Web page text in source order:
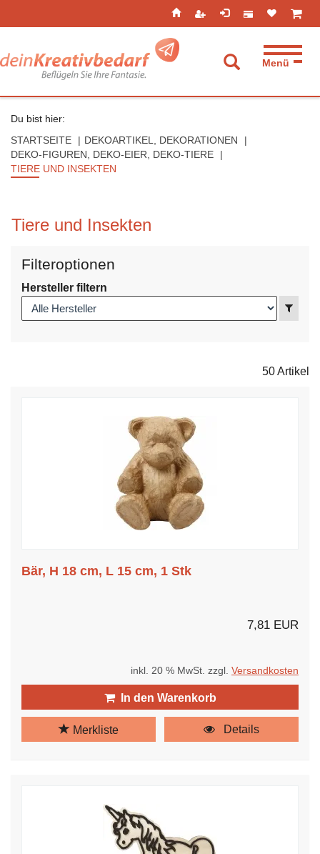
ist leerist
Menü
Du bist hier:
STARTSEITE
DEKOARTIKEL, DEKORATIONEN
DEKO-FIGUREN, DEKO-EIER, DEKO-TIERE
TIERE UND INSEKTEN
Tiere und Insekten
Filteroptionen
Hersteller filtern
50 Artikel
Bär, H 18 cm, L 15 cm, 1 Stk
7,81 EUR
inkl. 20 % MwSt. zzgl. Versandkosten
In den Warenkorb
Merkliste Details